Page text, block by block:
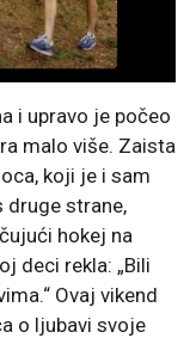
i upravo je počeo
malo više. Zaista
koji je i sam
druge strane,
hokej na
deci rekla: „Bili
Ovaj vikend
o ljubavi svoje